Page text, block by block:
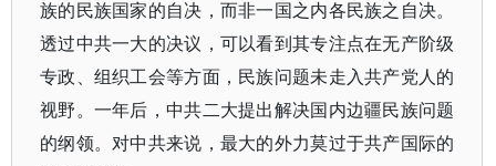
族的民族国家的自决，而非一国之内各民族之自决。
透过中共一大的决议，可以看到其专注点在无产阶级
专政、组织工会等方面，民族问题未走入共产党人的
视野。一年后，中共二大提出解决国内边疆民族问题
的纲领。对中共来说，最大的外力莫过于共产国际的